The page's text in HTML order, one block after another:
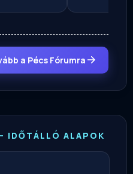
a Pécs Fórumra
IDŐTÁLLÓ ALAPOK